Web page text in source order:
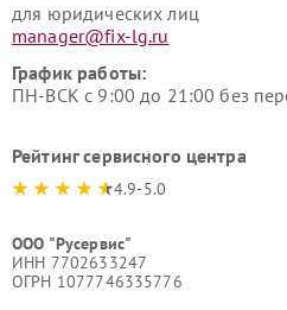
для юридических лиц
manager@fix-lg.ru
График работы:
ПН-ВСК с 9:00 до 21:00 без
Рейтинг сервисного центра
4.9-5.0
ООО "Русервис"
ИНН 7702633247
ОГРН 1077746335776